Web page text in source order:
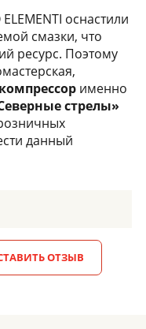
оснастили
смазки, что
ресурс. Поэтому
именно
стрелы»
данный
ОТЗЫВ